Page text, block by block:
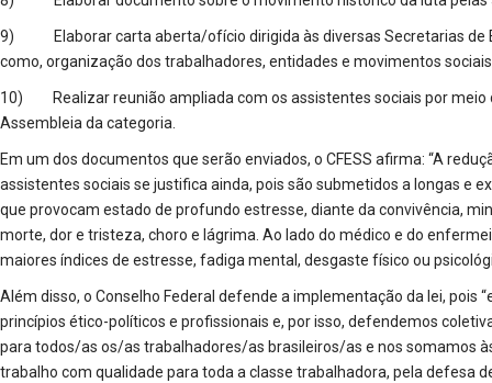
9) Elaborar carta aberta/ofício dirigida às diversas Secretarias de
como, organização dos trabalhadores, entidades e movimentos
10) Realizar reunião ampliada com os assistentes sociais por meio
Assembleia da categoria.
Em um dos documentos que serão enviados, o CFESS afirma: “A
assistentes sociais se justifica ainda, pois são submetidos a longas e
que provocam estado de profundo estresse, diante da convivência,
morte, dor e tristeza, choro e lágrima. Ao lado do médico e do
maiores índices de estresse, fadiga mental, desgaste físico ou
Além disso, o Conselho Federal defende a implementação da lei, pois
princípios ético-políticos e profissionais e, por isso, defendemos
para todos/as os/as trabalhadores/as brasileiros/as e nos somamos
trabalho com qualidade para toda a classe trabalhadora, pela defesa